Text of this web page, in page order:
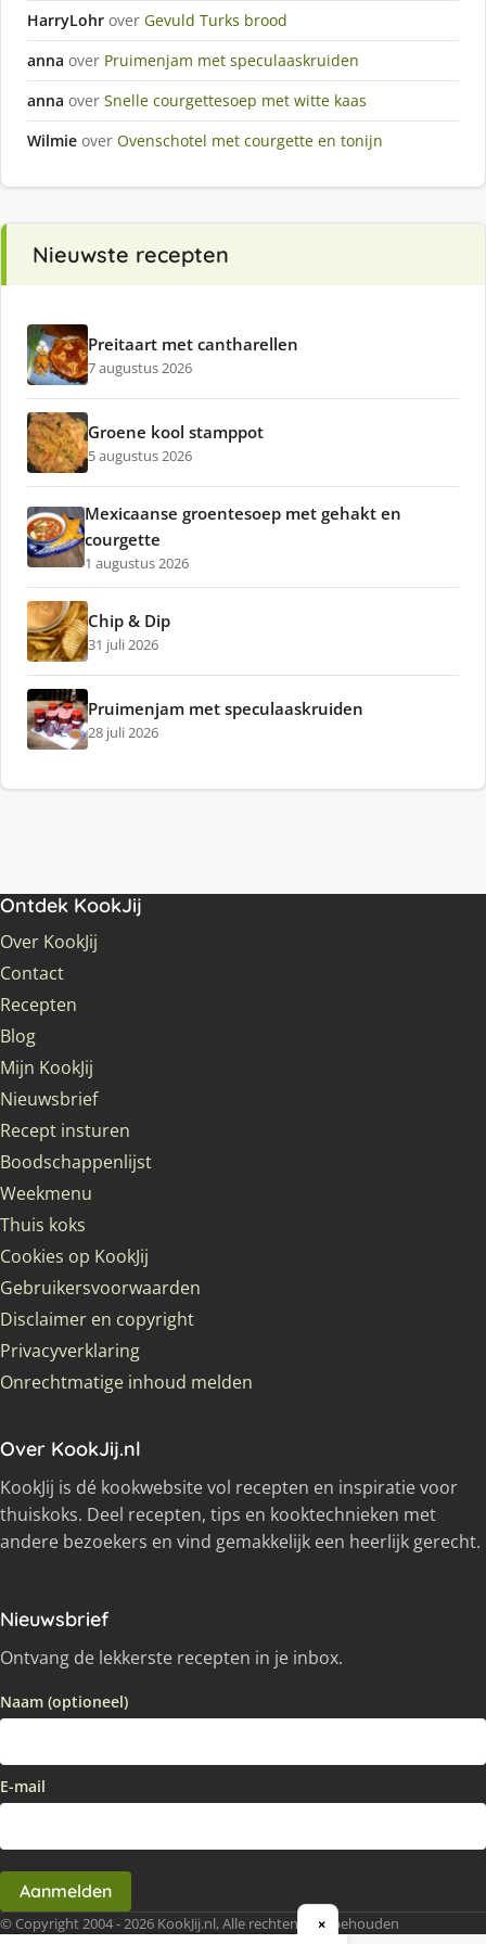
HarryLohr over Gevuld Turks brood
anna over Pruimenjam met speculaaskruiden
anna over Snelle courgettesoep met witte kaas
Wilmie over Ovenschotel met courgette en tonijn
Nieuwste recepten
Preitaart met cantharellen
7 augustus 2026
Groene kool stamppot
5 augustus 2026
Mexicaanse groentesoep met gehakt en
courgette
1 augustus 2026
Chip & Dip
31 juli 2026
Pruimenjam met speculaaskruiden
28 juli 2026
Ontdek KookJij
Over KookJij
Contact
Recepten
Blog
Mijn KookJij
Nieuwsbrief
Recept insturen
Boodschappenlijst
Weekmenu
Thuis koks
Cookies op KookJij
Gebruikersvoorwaarden
Disclaimer en copyright
Privacyverklaring
Onrechtmatige inhoud melden
Over KookJij.nl
KookJij is dé kookwebsite vol recepten en inspiratie voor
thuiskoks. Deel recepten, tips en kooktechnieken met
andere bezoekers en vind gemakkelijk een heerlijk gerecht.
Nieuwsbrief
Ontvang de lekkerste recepten in je inbox.
Naam (optioneel)
E-mail
Aanmelden
© Copyright 2004 - 2026 KookJij.nl, Alle rechten voorbehouden
×